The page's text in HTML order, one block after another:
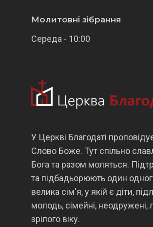
Молитовні зібрання
Середа - 10:00
У Церкві Благодаті
Слово Боже. Тут спільно
Бога та разом моляться.
та підбадьорюють один
велика сім'я, у якій є діти,
молодь, сімейні, неодружені,
зрілого віку.